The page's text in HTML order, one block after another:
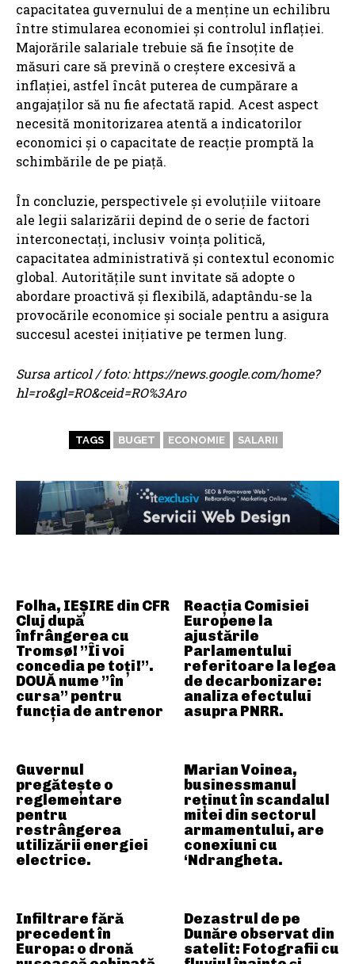
Folha, IEȘIRE din CFR
Cluj după
înfrângerea cu
Tromsø! ”Îi voi
concedia pe toți!”.
DOUĂ nume ”în
cursa” pentru
funcția de antrenor
Reacția Comisiei
Europene la
ajustările
Parlamentului
referitoare la legea
de decarbonizare:
analiza efectului
asupra PNRR.
Guvernul
pregătește o
reglementare
pentru
restrângerea
utilizării energiei
electrice.
Marian Voinea,
businessmanul
reținut în scandalul
mitei din sectorul
armamentului, are
conexiuni cu
‘Ndrangheta.
Infiltrare fără
precedent în
Europa: o dronă
Dezastrul de pe
Dunăre observat din
satelit: Fotografii cu
capacitatea guvernului de a menține un echilibru
între stimularea economiei și controlul inflației.
Majorările salariale trebuie să fie însoțite de
măsuri care să prevină o creștere excesivă a
inflației, astfel încât puterea de cumpărare a
angajaților să nu fie afectată rapid. Acest aspect
necesită monitorizarea atentă a indicatorilor
economici și o capacitate de reacție promptă la
schimbările de pe piață.
În concluzie, perspectivele și evoluțiile viitoare
ale legii salarizării depind de o serie de factori
interconectați, inclusiv voința politică,
capacitatea administrativă și contextul economic
global. Autoritățile sunt invitate să adopte o
abordare proactivă și flexibilă, adaptându-se la
provocările economice și sociale pentru a asigura
succesul acestei inițiative pe termen lung.
Sursa articol / foto: https://news.google.com/home?
hl=ro&gl=RO&ceid=RO%3Aro
TAGS BUGET ECONOMIE SALARII